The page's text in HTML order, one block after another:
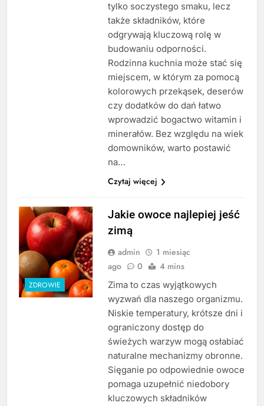
tylko soczystego smaku, lecz
także składników, które
odgrywają kluczową rolę w
budowaniu odporności.
Rodzinna kuchnia może stać się
miejscem, w którym za pomocą
kolorowych przekąsek, deserów
czy dodatków do dań łatwo
wprowadzić bogactwo witamin i
minerałów. Bez względu na wiek
domowników, warto postawić
na…
Czytaj więcej
ZDROWIE
Jakie owoce najlepiej jeść
zimą
admin
1 miesiąc
ago
0 4 mins
Zima to czas wyjątkowych
wyzwań dla naszego organizmu.
Niskie temperatury, krótsze dni i
ograniczony dostęp do
świeżych warzyw mogą osłabiać
naturalne mechanizmy obronne.
Sięganie po odpowiednie owoce
pomaga uzupełnić niedobory
kluczowych składników